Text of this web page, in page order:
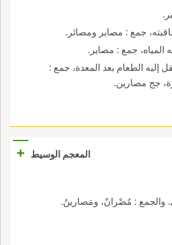
جمع : مصاير ومصائر.
المياه، جمع : مصاير.
إليه الطعام بعد المعدة، جمع :
جج مصارين.
المعجم الوسيط +
والجمع : مُصْرانٌ، ومَصارينُ.